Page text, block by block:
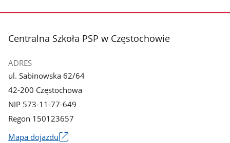
zdjęcie
galerii.
zdjęcie
galerii.
stopka
Centralna Szkoła PSP w Częstochowie
ADRES
ul. Sabinowska 62/64
42-200 Częstochowa
NIP 573-11-77-649
Regon 150123657
Mapa dojazdu